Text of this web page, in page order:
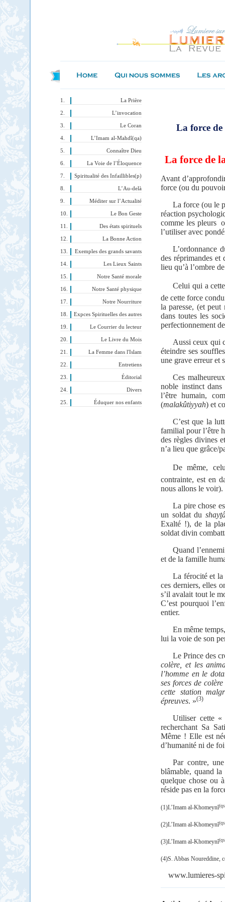
La Prière
L’invocation
Le Coran
L’Imam al-Mahdî(qa)
Connaître Dieu
La Voie de l’Éloquence
Spiritualité des Infaillibles(p)
L’Au-delà
Méditer sur l’Actualité
Le Bon Geste
Des états spirituels
La Bonne Action
Exemples des grands savants
Les Lieux Saints
Notre Santé morale
Notre Santé physique
Notre Nourriture
Expces Spirituelles des autres
Le Courrier du lecteur
Le Livre du Mois
La Femme dans l'Islam
Entretiens
Éditorial
Divers
Éduquer nos enfants
La force
La force de
Avant
force (ou du
La force (ou le
réaction
comme les pleurs
l’utiliser avec
L’ordonnance
des réprimandes et
lieu qu’à l’ombre
Celui qui a
de cette force
la paresse, (et
dans toutes les
perfectionnement
Aussi ceux qui
éteindre ses
une grave erreur et
Ces
noble instinct dans
l’être humain,
(malakûtiyyah) et
C’est que la
familial pour l’être
des règles divines
n’a lieu que grâce/
De même,
contrainte, est en
nous allons le voir).
La pire chose
un soldat du shayt
Exalté !), de la
soldat divin
Quand
et de la famille
La férocité et la
ces derniers, elles
s’il avalait tout le
C’est pourquoi
entier.
En même
lui la voie de son
Le Prince des
colère, et les
l’homme en le
ses forces de
cette station
épreuves. »(3)
Utiliser cette «
recherchant Sa
Même ! Elle est
d’humanité ni de
Par contre,
blâmable, quand la
quelque chose ou
réside pas en la
(1)L’Imam al-Khomeynî
(2)L’Imam al-Khomeynî
(3)L’Imam al-Khomeynî
(4)S. Abbas Noureddine,
www.lumieres-